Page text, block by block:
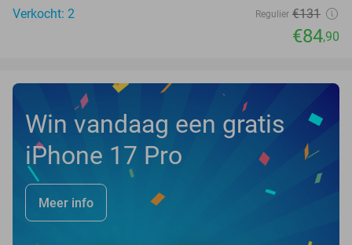
Verkocht: 2
Regulier €131
€84,90
Win vandaag een gratis
iPhone 17 Pro
Meer info